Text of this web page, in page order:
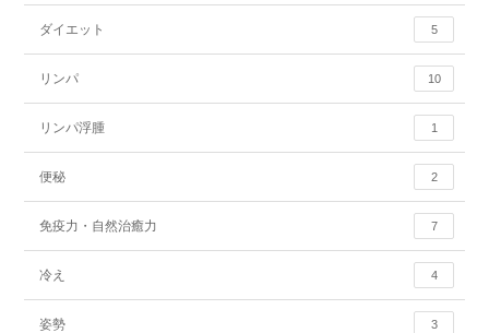
ダイエット 5
リンパ 10
リンパ浮腫 1
便秘 2
免疫力・自然治癒力 7
冷え 4
姿勢 3